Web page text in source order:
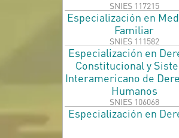
Especialización en
Familiar
Especialización en
Constitucional y
Interamericano de
Humanos
Especialización en